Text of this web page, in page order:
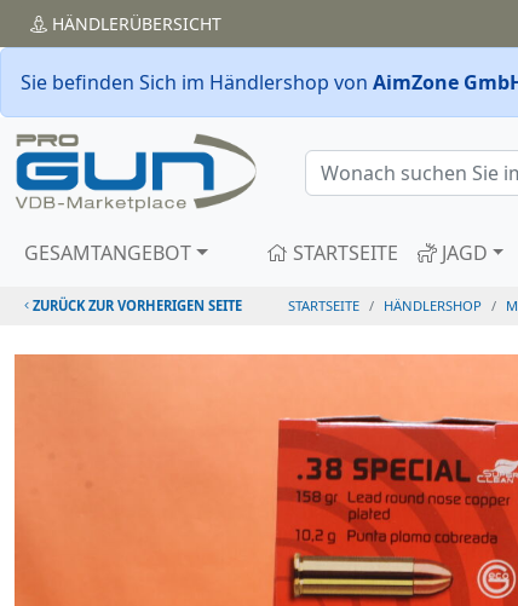
HÄNDLERÜBERSICHT
Sie befinden Sich im Händlershop von AimZone
GESAMTANGEBOT STARTSEITE JAGD
ZURÜCK ZUR VORHERIGEN SEITE STARTSEITE HÄNDLERSHOP